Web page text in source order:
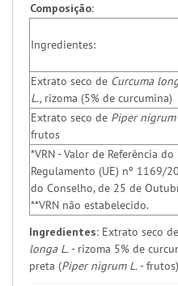
Composição:
Ingredientes:
Extrato seco de Curcuma
L., rizoma (5% de curcumina)
Extrato seco de Piper nigrum
frutos
*VRN - Valor de Referência
Regulamento (UE) nº 1169/
do Conselho, de 25 de
**VRN não estabelecido.
Ingredientes: Extrato seco
longa L.- rizoma 5% de
preta (Piper nigrum L.-